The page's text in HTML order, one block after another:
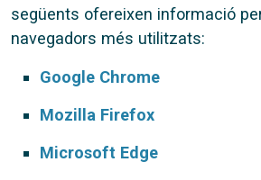
següents ofereixen informació
navegadors més utilitzats:
Google Chrome
Mozilla Firefox
Microsoft Edge